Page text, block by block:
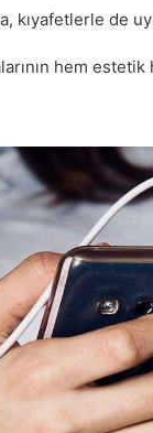
kıyafetlerle
hem